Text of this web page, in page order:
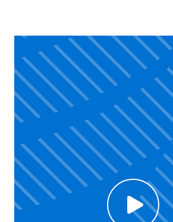
Click to enable Youtube cookies